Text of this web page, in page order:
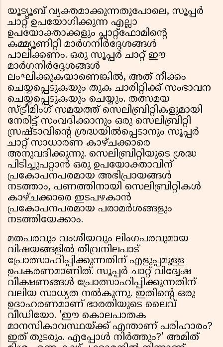
യൂട്യൂബ് വ്യക്തമാക്കുന്നതുപോലെ, സൂപ്പർ
ചാറ്റ് ഉപയോഗിക്കുന്ന എല്ലാ
ഉപയോക്താക്കളും പ്ലാറ്റ്‌ഫോമിന്റെ
കമ്മ്യൂണിറ്റി മാർഗനിർദ്ദേശങ്ങൾ
പാലിക്കണം. ഒരു സൂപ്പർ ചാറ്റ് ഈ
മാർഗനിർദ്ദേശങ്ങൾ
ലംഘിക്കുകയാണെങ്കിൽ, അത് നീക്കം
ചെയ്യപ്പെടുകയും തുക ചാരിറ്റിക്ക് സംഭാവന
ചെയ്യപ്പെടുകയും ചെയ്യും. തത്സമയ
സ്ട്രീമിംഗ് സമയത്ത് സെലിബ്രിറ്റികളുമായി
നേരിട്ട് സംവദിക്കാനും ഒരു സെലിബ്രിറ്റി
സ്രഷ്ടാവിന്റെ ശ്രദ്ധയില്‍പ്പെടാനും സൂപ്പര്‍
ചാറ്റ് സാധാരണ കാഴ്ചക്കാരെ
അനുവദിക്കുന്നു. സെലിബ്രിറ്റിയുടെ ശ്രദ്ധ
പിടിച്ചുപറ്റാന്‍ ഒരു ഉപയോക്താവിന്
പ്രകോപനപരമായ അഭിപ്രായങ്ങള്‍
നടത്താം, പണത്തിനായി സെലിബ്രിറ്റികള്‍
കാഴ്ചക്കാരെ ഇടപഴകാന്‍
പ്രകോപനപരമായ പരാമര്‍ശങ്ങളും
നടത്തിയേക്കാം.
മതപരവും വംശീയവും ലിംഗപരവുമായ
വിഷയങ്ങളില്‍ തീവ്രനിലപാട്
പ്രോത്സാഹിപ്പിക്കുന്നതിന് എളുപ്പമുള്ള
ഉപകരണമാണിത്. സൂപ്പര്‍ ചാറ്റ് വിദ്വേഷ
വീക്ഷണങ്ങള്‍ പ്രോത്സാഹിപ്പിക്കുന്നതിന്
വലിയ സാധ്യത നല്‍കുന്നു. ഇതിന്റെ ഒരു
ഉദാഹരണമാണ് ഭാരതിയുടെ ലൈവ്
വീഡിയോ. 'ഈ കൊലപാതക
മാനസികാവസ്ഥയ്ക്ക് എന്താണ് പരിഹാരം?
ഇത് തുടരും. എപ്പോള്‍ നിര്‍ത്തും?' അമിത്